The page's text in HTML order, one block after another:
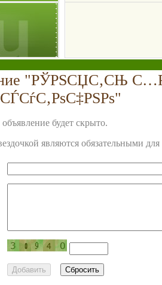
"РЎРЅСЏС‚СЊ
будет скрыто.
являются обязательными для